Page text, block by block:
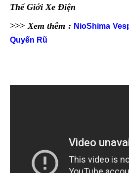
Thế Giới Xe Điện
>>> Xem thêm : NioShima
Quyến Rũ